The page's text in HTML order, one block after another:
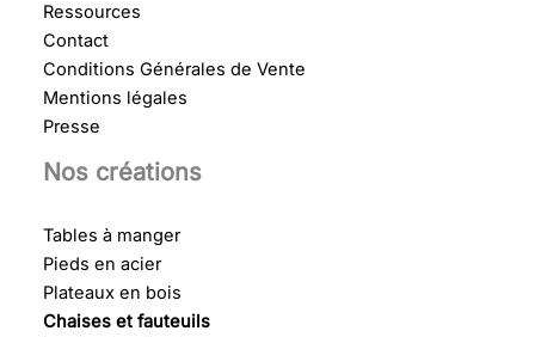
Ressources
Contact
Conditions Générales de Vente
Mentions légales
Presse
Nos créations
Tables à manger
Pieds en acier
Plateaux en bois
Chaises et fauteuils